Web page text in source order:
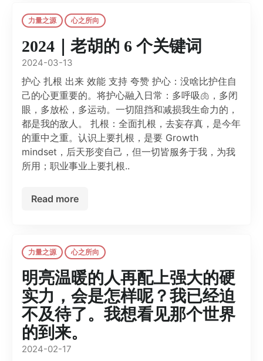
力量之源 心之所向
2024｜老胡的 6 个关键词
2024-03-13
护心 扎根 出来 效能 支持 夸赞 护心：没啥比护住自
己的心更重要的。将护心融入日常：多呼吸🫁，多闭
眼，多放松，多运动。一切阻挡和减损我生命力的，
都是我的敌人。 扎根：全面扎根，去妄存真，是今年
的重中之重。认识上要扎根，是要 Growth
mindset，后天形变自己，但一切皆服务于我，为我
所用；职业事业上要扎根..
Read more
力量之源 心之所向
明亮温暖的人再配上强大的硬
实力，会是怎样呢？我已经迫
不及待了。我想看见那个世界
的到来。
2024-02-17